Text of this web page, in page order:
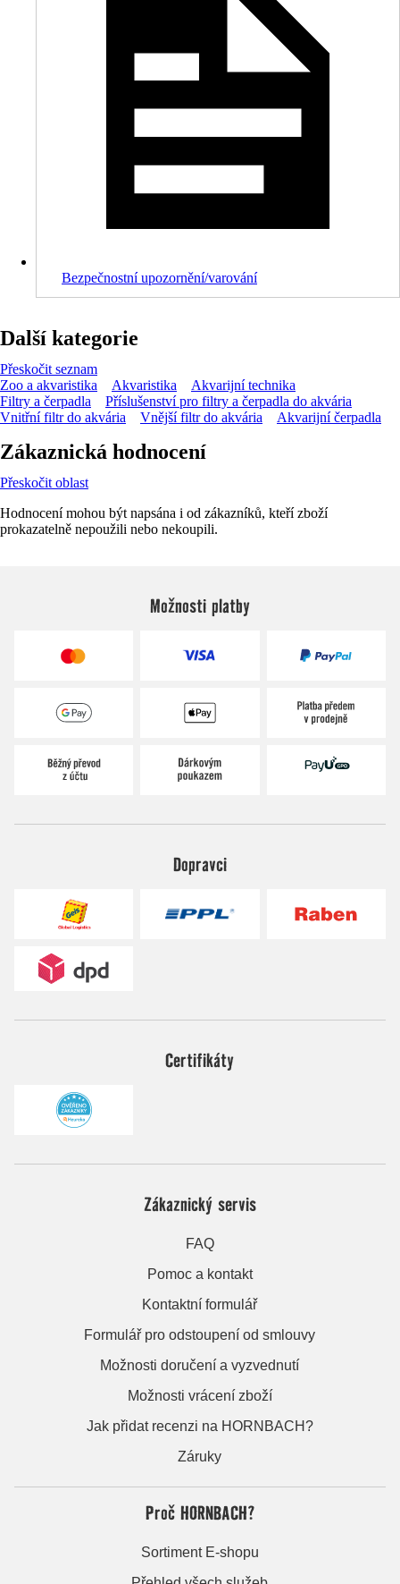
Bezpečnostní upozornění/varování
Další kategorie
Přeskočit seznam
Zoo a akvaristika
Akvaristika
Akvarijní technika
Filtry a čerpadla
Příslušenství pro filtry a čerpadla do akvária
Vnitřní filtr do akvária
Vnější filtr do akvária Akvarijní čerpadla
Zákaznická hodnocení
Přeskočit oblast
Hodnocení mohou být napsána i od zákazníků, kteří zboží
prokazatelně nepoužili nebo nekoupili.
Možnosti platby
Dopravci
Certifikáty
Zákaznický servis
FAQ
Pomoc a kontakt
Kontaktní formulář
Formulář pro odstoupení od smlouvy
Možnosti doručení a vyzvednutí
Možnosti vrácení zboží
Jak přidat recenzi na HORNBACH?
Záruky
Proč HORNBACH?
Sortiment E-shopu